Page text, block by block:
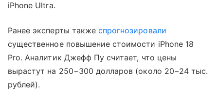
iPhone Ultra.
Ранее эксперты такжеспрогнозировали
существенное повышение стоимости iPhone 18
Pro. Аналитик Джефф Пу считает, что цены
вырастут на 250−300 долларов (около 20−24 тыс.
рублей).